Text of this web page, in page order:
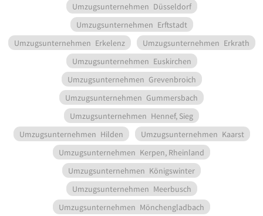
Umzugsunternehmen Düsseldorf
Umzugsunternehmen Erftstadt
Umzugsunternehmen Erkelenz Umzugsunternehmen Erkrath
Umzugsunternehmen Euskirchen
Umzugsunternehmen Grevenbroich
Umzugsunternehmen Gummersbach
Umzugsunternehmen Hennef, Sieg
Umzugsunternehmen Hilden Umzugsunternehmen Kaarst
Umzugsunternehmen Kerpen, Rheinland
Umzugsunternehmen Königswinter
Umzugsunternehmen Meerbusch
Umzugsunternehmen Mönchengladbach